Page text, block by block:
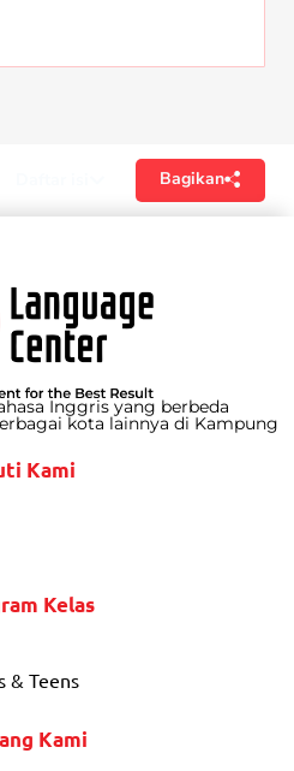
Bagikan
Inggris yang berbeda
kota lainnya di Kampung
Kami
Kelas
& Teens
Kami